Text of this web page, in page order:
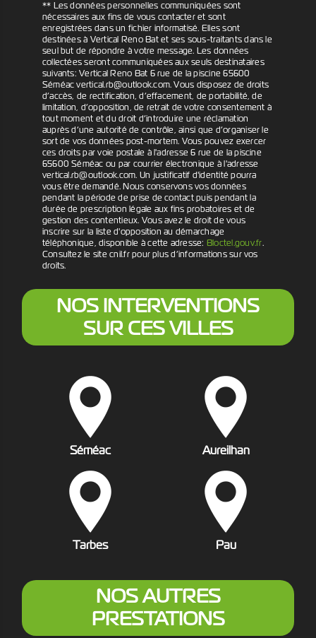
** Les données personnelles communiquées sont
nécessaires aux fins de vous contacter et sont
enregistrées dans un fichier informatisé. Elles sont
destinées à Vertical Reno Bat et ses sous-traitants dans le
seul but de répondre à votre message. Les données
collectées seront communiquées aux seuls destinataires
suivants: Vertical Reno Bat 6 rue de la piscine 65600
Séméac vertical.rb@outlook.com. Vous disposez de droits
d’accès, de rectification, d’effacement, de portabilité, de
limitation, d’opposition, de retrait de votre consentement à
tout moment et du droit d’introduire une réclamation
auprès d’une autorité de contrôle, ainsi que d’organiser le
sort de vos données post-mortem. Vous pouvez exercer
ces droits par voie postale à l'adresse 6 rue de la piscine
65600 Séméac ou par courrier électronique à l'adresse
vertical.rb@outlook.com. Un justificatif d'identité pourra
vous être demandé. Nous conservons vos données
pendant la période de prise de contact puis pendant la
durée de prescription légale aux fins probatoires et de
gestion des contentieux. Vous avez le droit de vous
inscrire sur la liste d'opposition au démarchage
téléphonique, disponible à cette adresse: Bloctel.gouv.fr.
Consultez le site cnil.fr pour plus d’informations sur vos
droits.
NOS INTERVENTIONS
SUR CES VILLES
Séméac Aureilhan
Tarbes Pau
NOS AUTRES
PRESTATIONS